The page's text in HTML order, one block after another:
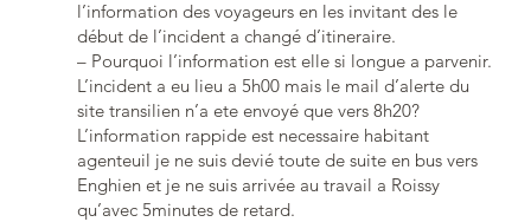
l’information des voyageurs en les invitant des le
début de l’incident a changé d’itineraire.
– Pourquoi l’information est elle si longue a parvenir.
L’incident a eu lieu a 5h00 mais le mail d’alerte du
site transilien n’a ete envoyé que vers 8h20?
L’information rappide est necessaire habitant
agenteuil je ne suis devié toute de suite en bus vers
Enghien et je ne suis arrivée au travail a Roissy
qu’avec 5minutes de retard.